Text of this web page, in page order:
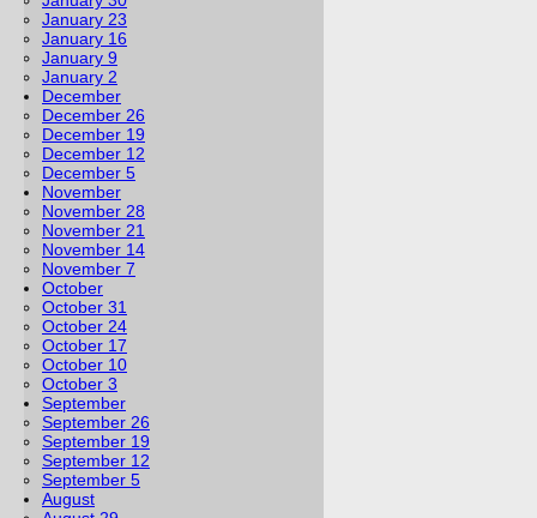
January 23
January 16
January 9
January 2
December
December 26
December 19
December 12
December 5
November
November 28
November 21
November 14
November 7
October
October 31
October 24
October 17
October 10
October 3
September
September 26
September 19
September 12
September 5
August